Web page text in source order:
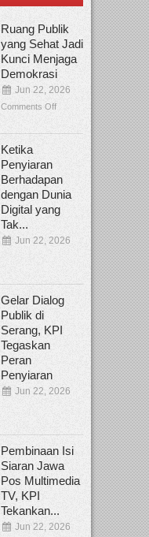
Ruang Publik
yang Sehat Jadi
Kunci Menjaga
Demokrasi
Jun 22, 2026
Comments Off
Ketika
Penyiaran
Berhadapan
dengan Dunia
Digital yang
Tak...
Jun 22, 2026
Gelar Dialog
Publik di
Serang, KPI
Tegaskan
Peran
Penyiaran
Jun 22, 2026
Pembinaan Isi
Siaran Jawa
Pos Multimedia
TV, KPI
Tekankan...
Jun 22, 2026